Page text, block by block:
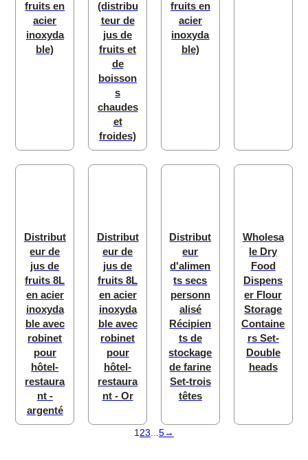
fruits en
acier
inoxyda
ble)
(distribu
teur de
jus de
fruits et
de
boisson
s
chaudes
et
froides)
fruits en
acier
inoxyda
ble)
Distribut
eur de
jus de
fruits 8L
en acier
inoxyda
ble avec
robinet
pour
hôtel-
restaura
nt -
argenté
Distribut
eur de
jus de
fruits 8L
en acier
inoxyda
ble avec
robinet
pour
hôtel-
restaura
nt - Or
Distribut
eur
d'alimen
ts secs
personn
alisé
Récipien
ts de
stockage
de farine
Set-trois
têtes
Wholesa
le Dry
Food
Dispens
er Flour
Storage
Containe
rs Set-
Double
heads
1 23 5→